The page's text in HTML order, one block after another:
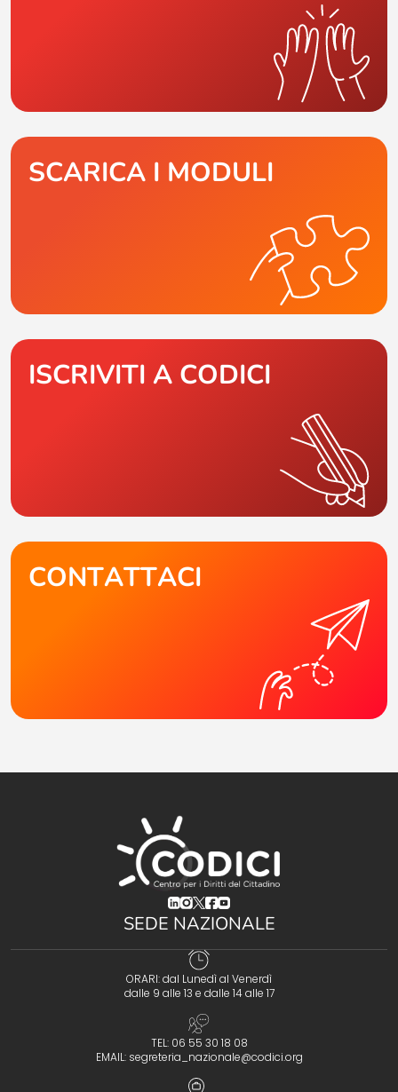
SCARICA I MODULI
ISCRIVITI A CODICI
CONTATTACI
(opens in a new tab)
(opens in a new tab)
(opens in a new tab)
(opens in a new tab)
(opens in a new tab)
SEDE NAZIONALE
ORARI: dal Lunedì al Venerdì
dalle 9 alle 13 e dalle 14 alle 17
TEL: 06 55 30 18 08
EMAIL: segreteria_nazionale@codici.org